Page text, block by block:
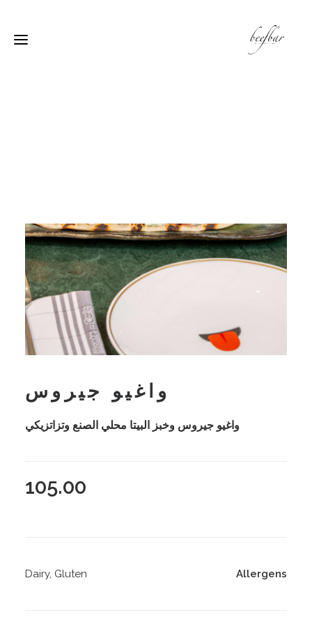
واغيو جيروس
واغيو جيروس وخبز البيتا محلي الصنع وتزاتزيكي
105.00
Allergens
Dairy, Gluten